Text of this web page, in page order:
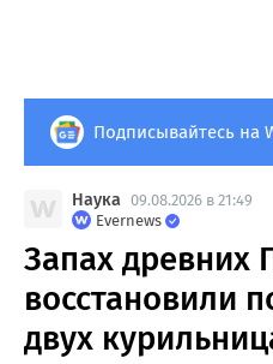
Подписывайтесь на
Наука 09.08.2026 в 21:49
Evernews
Запах древних
восстановили
двух